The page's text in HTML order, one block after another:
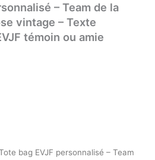
– Team de la
vintage – Texte
témoin ou amie
bag EVJF personnalisé – Team